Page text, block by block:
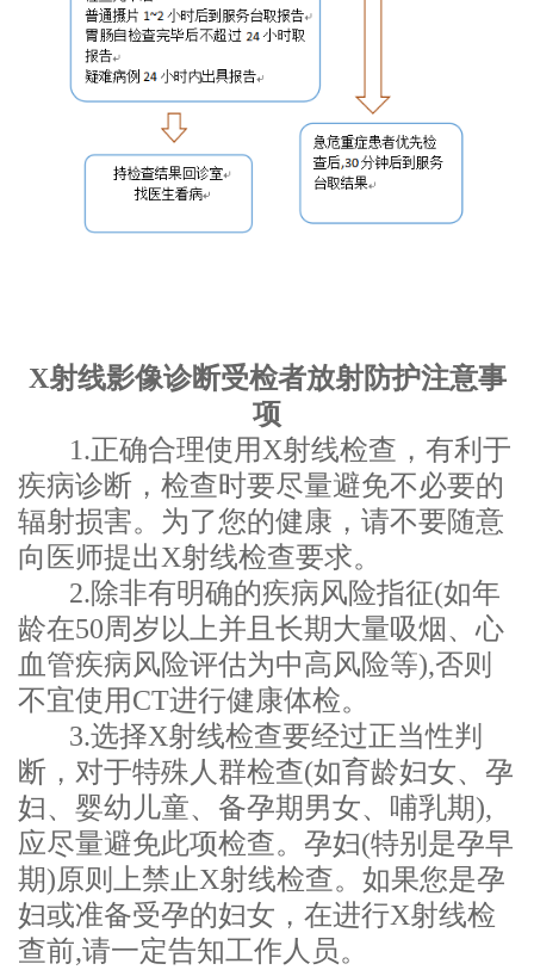
X射线影像诊断受检者放射防护注意事
项
1.正确合理使用X射线检查，有利于
疾病诊断，检查时要尽量避免不必要的
辐射损害。为了您的健康，请不要随意
向医师提出X射线检查要求。
2.除非有明确的疾病风险指征(如年
龄在50周岁以上并且长期大量吸烟、心
血管疾病风险评估为中高风险等),否则
不宜使用CT进行健康体检。
3.选择X射线检查要经过正当性判
断，对于特殊人群检查(如育龄妇女、孕
妇、婴幼儿童、备孕期男女、 哺乳期),
应尽量避免此项检查。孕妇(特别是孕早
期)原则上禁止X射线检查。如果您是孕
妇或准备受孕的妇女，在进行X射线检
查前,请一定告知工作人员。